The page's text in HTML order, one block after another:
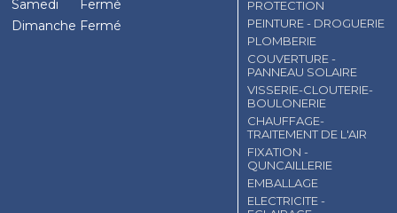
Samedi
Fermé
Dimanche Fermé
PROTECTION
PEINTURE - DROGUERIE
PLOMBERIE
COUVERTURE -
PANNEAU SOLAIRE
VISSERIE-CLOUTERIE-
BOULONERIE
CHAUFFAGE-
TRAITEMENT DE L'AIR
FIXATION -
QUNCAILLERIE
EMBALLAGE
ELECTRICITE -